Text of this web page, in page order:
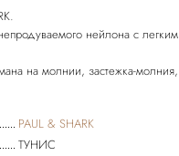
нейлона c легким
на молнии, застежка-молния,
PAUL & SHARK
ТУНИС